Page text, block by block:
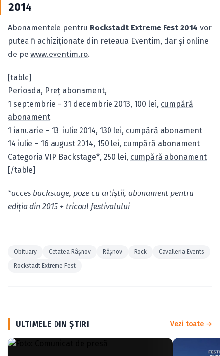
2014
Abonamentele pentru Rockstadt Extreme Fest 2014 vor
putea fi achiziţionate din reţeaua Eventim, dar şi online
de pe www.eventim.ro.
[table]
Perioada, Preţ abonament,
1 septembrie – 31 decembrie 2013, 100 lei, cumpără
abonament
1 ianuarie – 13 iulie 2014, 130 lei, cumpără abonament
14 iulie – 16 august 2014, 150 lei, cumpără abonament
Categoria VIP Backstage*, 250 lei, cumpără abonament
[/table]
*acces backstage, poze cu artiştii, abonament pentru
ediţia din 2015 + tricoul festivalului
Obituary Cetatea Râşnov Râşnov Rock
Cavalleria Events
Rockstadt Extreme Fest
ULTIMELE DIN ŞTIRI Vezi toate →